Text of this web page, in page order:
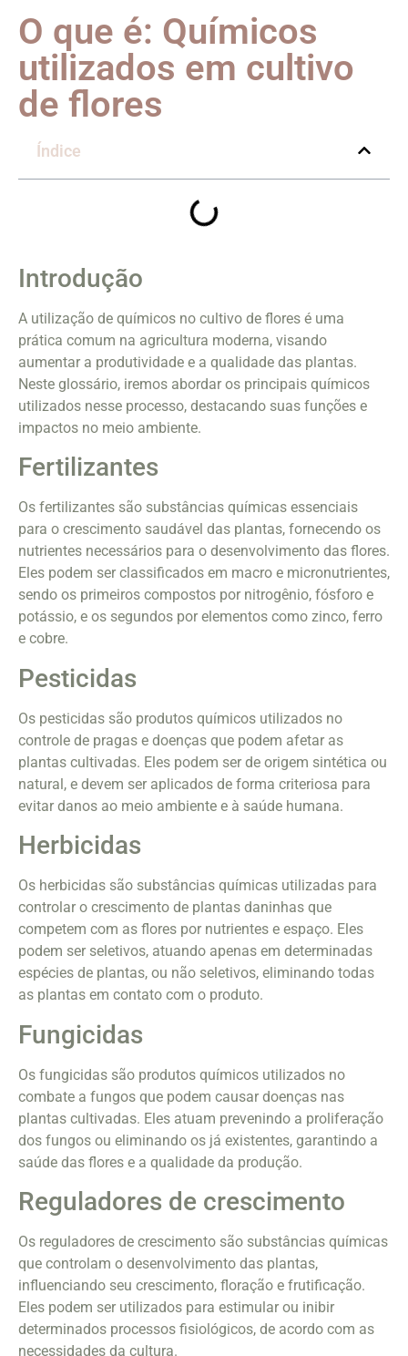
O que é: Químicos
utilizados em cultivo
de flores
Índice
Introdução
A utilização de químicos no cultivo de flores é uma
prática comum na agricultura moderna, visando
aumentar a produtividade e a qualidade das plantas.
Neste glossário, iremos abordar os principais químicos
utilizados nesse processo, destacando suas funções e
impactos no meio ambiente.
Fertilizantes
Os fertilizantes são substâncias químicas essenciais
para o crescimento saudável das plantas, fornecendo os
nutrientes necessários para o desenvolvimento das flores.
Eles podem ser classificados em macro e micronutrientes,
sendo os primeiros compostos por nitrogênio, fósforo e
potássio, e os segundos por elementos como zinco, ferro
e cobre.
Pesticidas
Os pesticidas são produtos químicos utilizados no
controle de pragas e doenças que podem afetar as
plantas cultivadas. Eles podem ser de origem sintética ou
natural, e devem ser aplicados de forma criteriosa para
evitar danos ao meio ambiente e à saúde humana.
Herbicidas
Os herbicidas são substâncias químicas utilizadas para
controlar o crescimento de plantas daninhas que
competem com as flores por nutrientes e espaço. Eles
podem ser seletivos, atuando apenas em determinadas
espécies de plantas, ou não seletivos, eliminando todas
as plantas em contato com o produto.
Fungicidas
Os fungicidas são produtos químicos utilizados no
combate a fungos que podem causar doenças nas
plantas cultivadas. Eles atuam prevenindo a proliferação
dos fungos ou eliminando os já existentes, garantindo a
saúde das flores e a qualidade da produção.
Reguladores de crescimento
Os reguladores de crescimento são substâncias químicas
que controlam o desenvolvimento das plantas,
influenciando seu crescimento, floração e frutificação.
Eles podem ser utilizados para estimular ou inibir
determinados processos fisiológicos, de acordo com as
necessidades da cultura.